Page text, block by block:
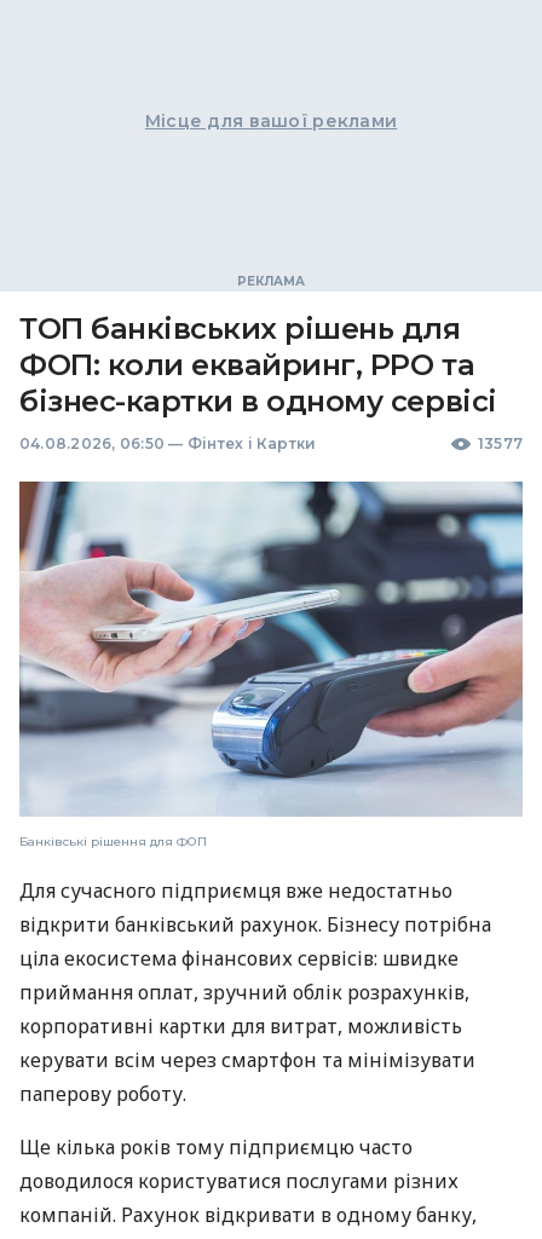
Місце для вашої реклами
ТОП банківських рішень для
ФОП: коли еквайринг, РРО та
бізнес-картки в одному сервісі
04.08.2026, 06:50 — Фінтех і Картки 13577
Банківські рішення для ФОП
Для сучасного підприємця вже недостатньо
відкрити банківський рахунок. Бізнесу потрібна
ціла екосистема фінансових сервісів: швидке
приймання оплат, зручний облік розрахунків,
корпоративні картки для витрат, можливість
керувати всім через смартфон та мінімізувати
паперову роботу.
Ще кілька років тому підприємцю часто
доводилося користуватися послугами різних
компаній. Рахунок відкривати в одному банку,